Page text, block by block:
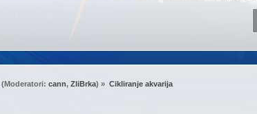
(Moderatori:cann,ZliBrka) » Cikliranje akvarija